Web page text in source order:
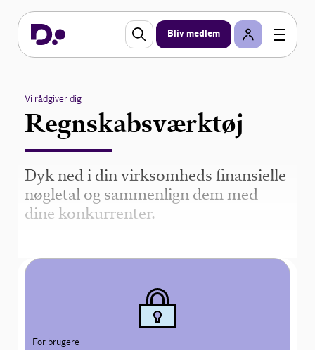
Bliv medlem
Vi rådgiver dig
Regnskabsværktøj
Dyk ned i din virksomheds finansielle
nøgletal og sammenlign dem med
dine konkurrenter.
For brugere